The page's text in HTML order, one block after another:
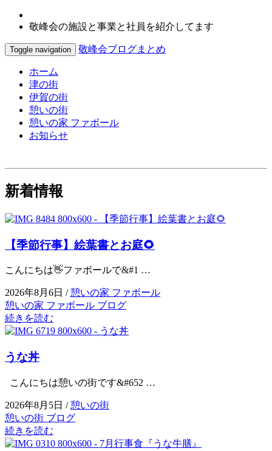
敬峰会の施設と事業と社員を紹介してます
Toggle navigation 敬峰会ブログまとめ
ホーム
津の街
伊賀の街
憩いの街
憩いの家 ファボール
お知らせ
新着情報
【季節行事】絵葉書とお庭🌻
こんにちは👋ファボールで&#1 …
2026年8月6日 /憩いの家 ファボール
憩いの家 ファボール ブログ
続きを読む
うな丼
こんにちは憩いの街です&#652 …
2026年8月5日 /憩いの街
憩いの街 ブログ
続きを読む